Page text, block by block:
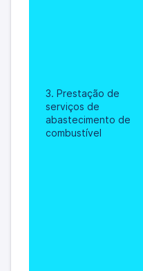
3. Prestação de
serviços de
abastecimento de
combustível